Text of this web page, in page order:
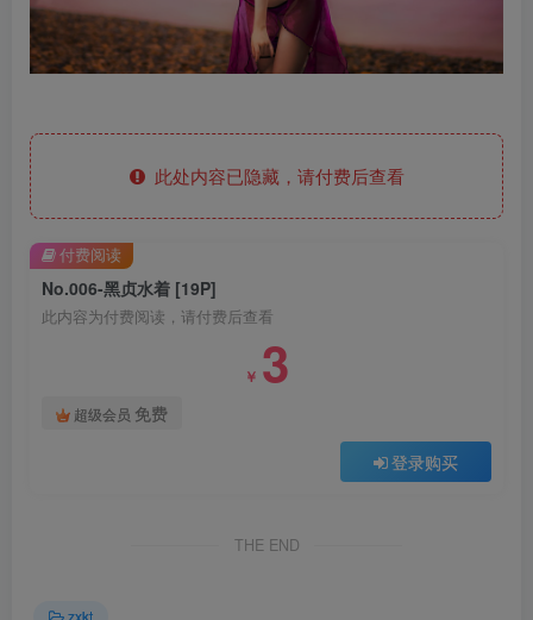
此处内容已隐藏，请付费后查看
No.006-黑贞水着 [19P]
此内容为付费阅读，请付费后查看
￥ 3
超级会员 免费
登录购买
付费阅读
THE END